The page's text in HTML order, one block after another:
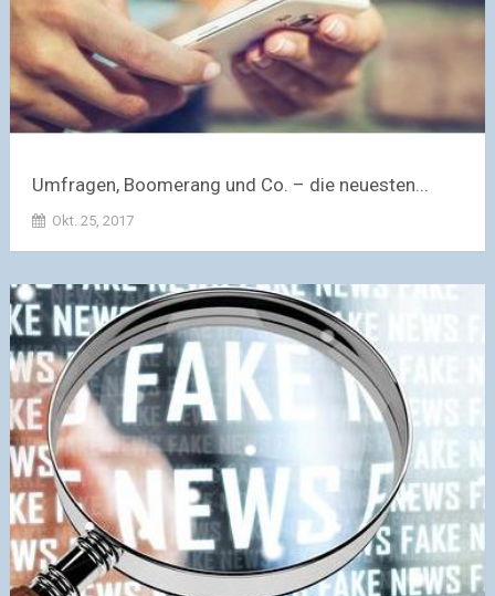
Umfragen, Boomerang und Co. – die neuesten...
Okt. 25, 2017